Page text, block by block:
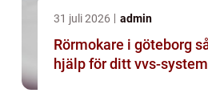
31 juli 2026 admin
Rörmokare i göteborg så väljer du rätt
hjälp för ditt vvs-system